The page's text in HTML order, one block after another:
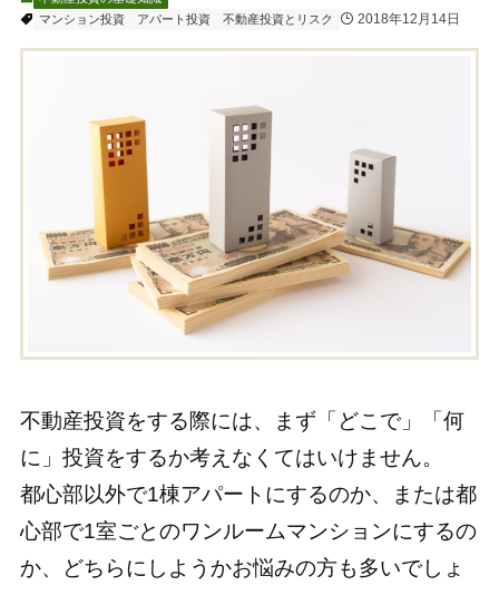
マンション投資
アパート投資 不動産投資とリスク 2018年12月14日
不動産投資をする際には、まず「どこで」「何
に」投資をするか考えなくてはいけません。
都心部以外で1棟アパートにするのか、または都
心部で1室ごとのワンルームマンションにするの
か、どちらにしようかお悩みの方も多いでしょ